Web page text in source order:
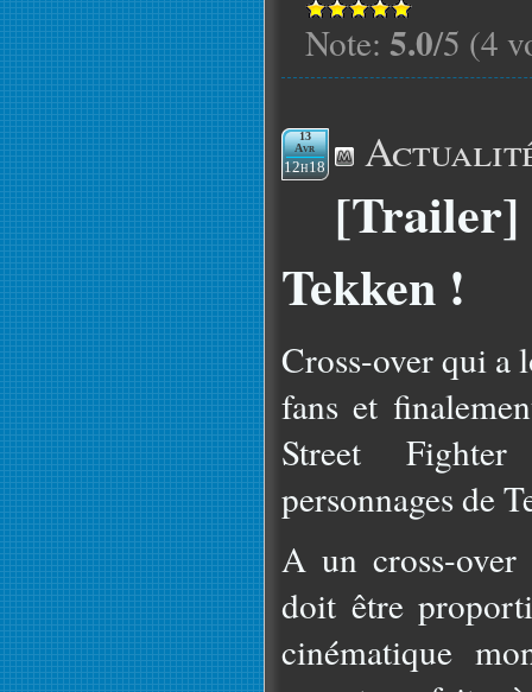
Note: 5.0/5 (4
13
Avr
12h18
[Trailer]
Tekken !
Cross-over qui a
fans et
Street
personnages de
A un cross-over
doit être
cinématique